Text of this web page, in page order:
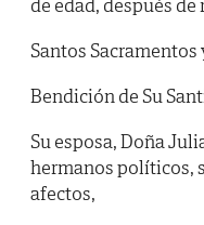
Santos Sacramentos
Bendición de Su
Su esposa, Doña
hermanos políticos,
afectos,